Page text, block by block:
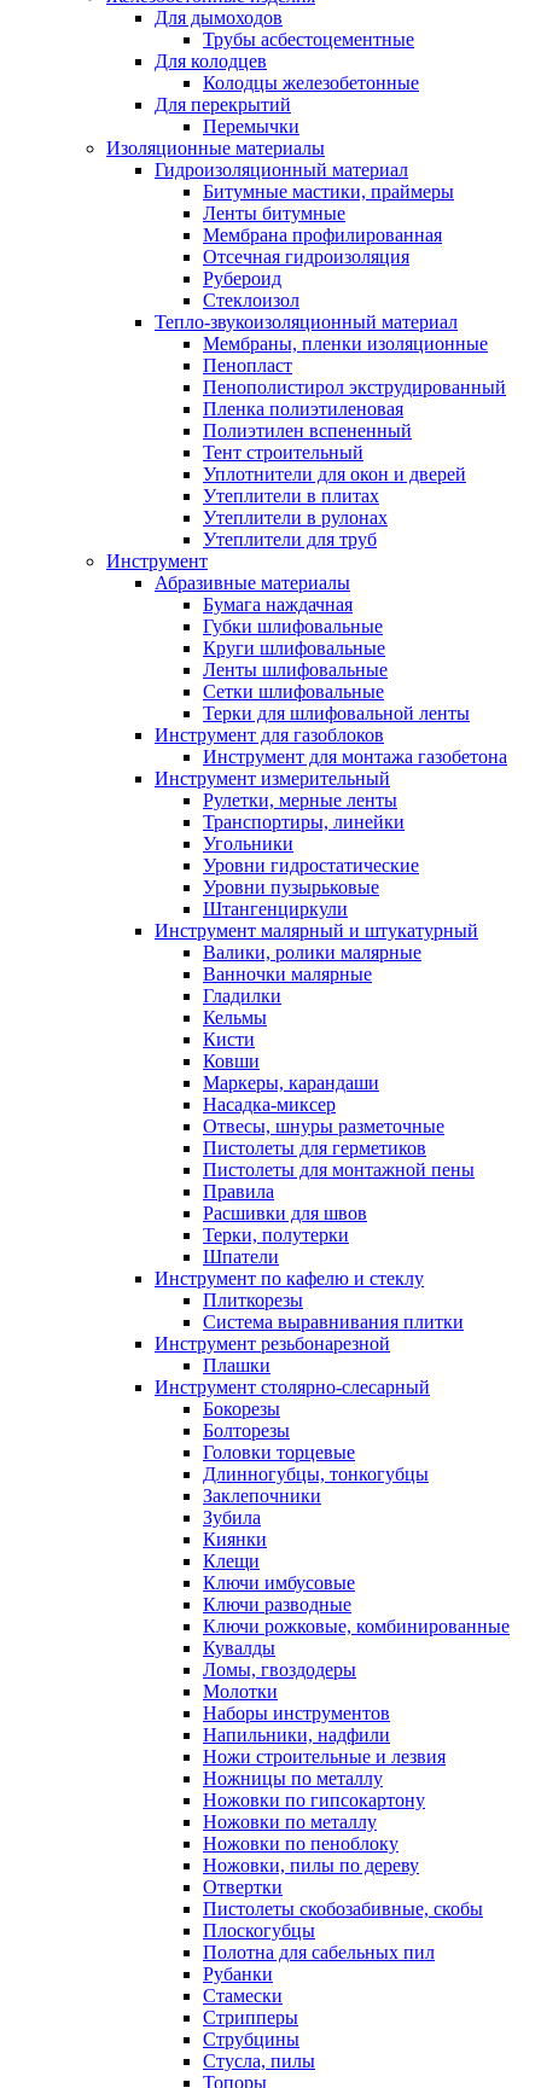
Для дымоходов
Трубы асбестоцементные
Для колодцев
Колодцы железобетонные
Для перекрытий
Перемычки
Изоляционные материалы
Гидроизоляционный материал
Битумные мастики, праймеры
Ленты битумные
Мембрана профилированная
Отсечная гидроизоляция
Рубероид
Стеклоизол
Тепло-звукоизоляционный материал
Мембраны, пленки изоляционные
Пенопласт
Пенополистирол экструдированный
Пленка полиэтиленовая
Полиэтилен вспененный
Тент строительный
Уплотнители для окон и дверей
Утеплители в плитах
Утеплители в рулонах
Утеплители для труб
Инструмент
Абразивные материалы
Бумага наждачная
Губки шлифовальные
Круги шлифовальные
Ленты шлифовальные
Сетки шлифовальные
Терки для шлифовальной ленты
Инструмент для газоблоков
Инструмент для монтажа газобетона
Инструмент измерительный
Рулетки, мерные ленты
Транспортиры, линейки
Угольники
Уровни гидростатические
Уровни пузырьковые
Штангенциркули
Инструмент малярный и штукатурный
Валики, ролики малярные
Ванночки малярные
Гладилки
Кельмы
Кисти
Ковши
Маркеры, карандаши
Насадка-миксер
Отвесы, шнуры разметочные
Пистолеты для герметиков
Пистолеты для монтажной пены
Правила
Расшивки для швов
Терки, полутерки
Шпатели
Инструмент по кафелю и стеклу
Плиткорезы
Система выравнивания плитки
Инструмент резьбонарезной
Плашки
Инструмент столярно-слесарный
Бокорезы
Болторезы
Головки торцевые
Длинногубцы, тонкогубцы
Заклепочники
Зубила
Киянки
Клещи
Ключи имбусовые
Ключи разводные
Ключи рожковые, комбинированные
Кувалды
Ломы, гвоздодеры
Молотки
Наборы инструментов
Напильники, надфили
Ножи строительные и лезвия
Ножницы по металлу
Ножовки по гипсокартону
Ножовки по металлу
Ножовки по пеноблоку
Ножовки, пилы по дереву
Отвертки
Пистолеты скобозабивные, скобы
Плоскогубцы
Полотна для сабельных пил
Рубанки
Стамески
Стрипперы
Струбцины
Стусла, пилы
Топоры